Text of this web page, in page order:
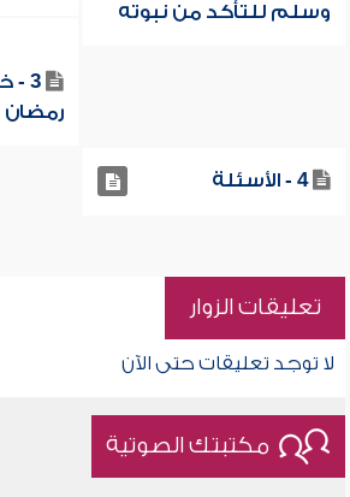
وسلم للتأكد من نبوته
3
رمضان
4 - الأسئلة
تعليقات الزوار
لا توجد تعليقات حتى الآن
مكتبتك الصوتية